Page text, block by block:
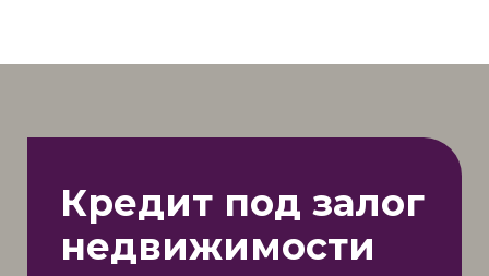
Кредит под залог
недвижимости